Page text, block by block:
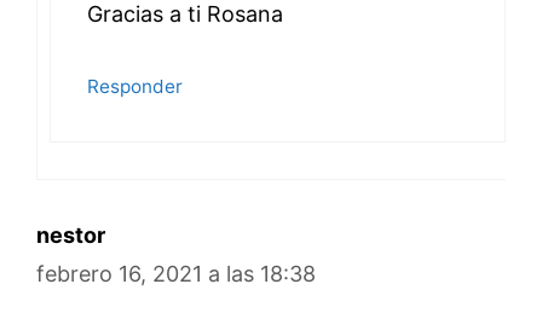
Gracias a ti Rosana
Responder
nestor
febrero 16, 2021 a las 18:38